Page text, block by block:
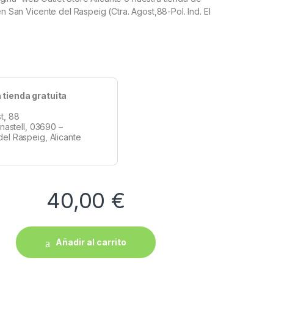
San Vicente del Raspeig (Ctra. Agost,88-Pol. Ind. El
tienda gratuita
88
03690 –
Raspeig, Alicante
40,00 €
Añadir al carrito